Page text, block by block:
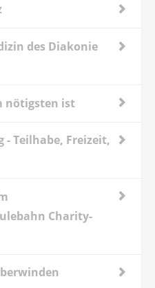
des Diakonie
nötigsten ist
- Teilhabe, Freizeit,
Charity-